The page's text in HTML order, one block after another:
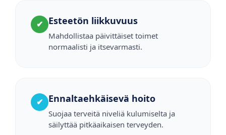
✔ Esteetön liikkuvuus
Mahdollistaa päivittäiset toimet
normaalisti ja itsevarmasti.
✔ Ennaltaehkäisevä hoito
Suojaa terveitä niveliä kulumiselta ja
säilyttää pitkäaikaisen terveyden.